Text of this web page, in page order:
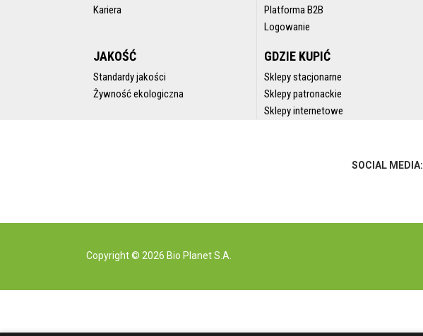
Kariera
Platforma B2B
Logowanie
JAKOŚĆ
Standardy jakości
Żywność ekologiczna
GDZIE KUPIĆ
Sklepy stacjonarne
Sklepy patronackie
Sklepy internetowe
SOCIAL MEDIA:
Copyright © 2026 Bio Planet S.A.